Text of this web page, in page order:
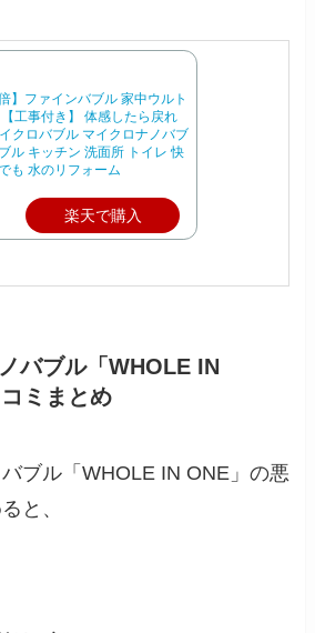
】ファインバブル 家中ウルト
工事付き】 体感したら戻れ
クロバブル マイクロナノバブ
ル キッチン 洗面所 トイレ 快
も 水のリフォーム
楽天で購入
バブル「WHOLE IN
ミまとめ
ブル「WHOLE IN ONE」の悪
と、